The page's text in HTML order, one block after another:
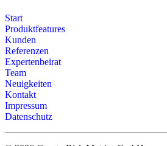
Start
Produktfeatures
Kunden
Referenzen
Expertenbeirat
Team
Neuigkeiten
Kontakt
Impressum
Datenschutz